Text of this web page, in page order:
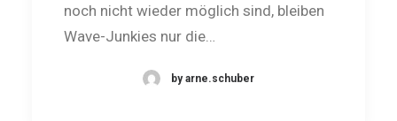
noch nicht wieder möglich sind, bleiben
Wave-Junkies nur die…
by arne.schuber